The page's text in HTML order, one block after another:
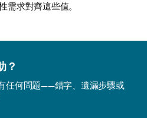
需求對齊這些值。
？
任何問題——錯字、遺漏步驟或